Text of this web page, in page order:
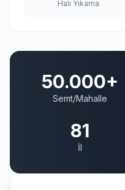
Halı Yıkama
50.000+
Semt/Mahalle
81
İl